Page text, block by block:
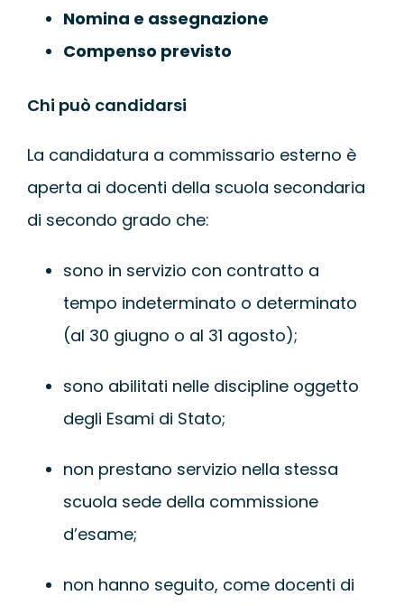
Nomina e assegnazione
Compenso previsto
Chi può candidarsi
La candidatura a commissario esterno è
aperta ai docenti della scuola secondaria
di secondo grado che:
sono in servizio con contratto a
tempo indeterminato o determinato
(al 30 giugno o al 31 agosto);
sono abilitati nelle discipline oggetto
degli Esami di Stato;
non prestano servizio nella stessa
scuola sede della commissione
d’esame;
non hanno seguito, come docenti di